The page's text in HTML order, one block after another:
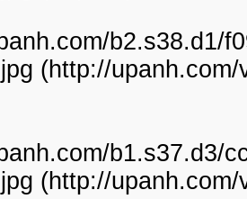
b2.s38.d1/
(http://
b1.s37.d3/
(http://